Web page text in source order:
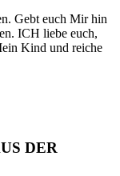
Gebt euch Mir hin
ICH liebe euch,
Kind und reiche
DER